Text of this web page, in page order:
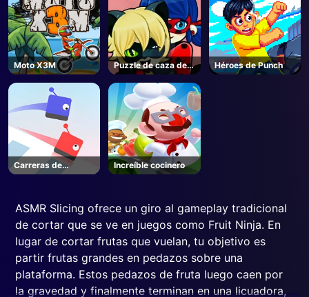
Moto X3M
Puzzle de caza de
mariposa
Héroes de Punch
Carreras de
Nieve.io
Increíble cocinero
ASMR Slicing ofrece un giro al gameplay tradicional
de cortar que se ve en juegos como Fruit Ninja. En
lugar de cortar frutas que vuelan, tu objetivo es
partir frutas grandes en pedazos sobre una
plataforma. Estos pedazos de fruta luego caen por
la gravedad y finalmente terminan en una licuadora,